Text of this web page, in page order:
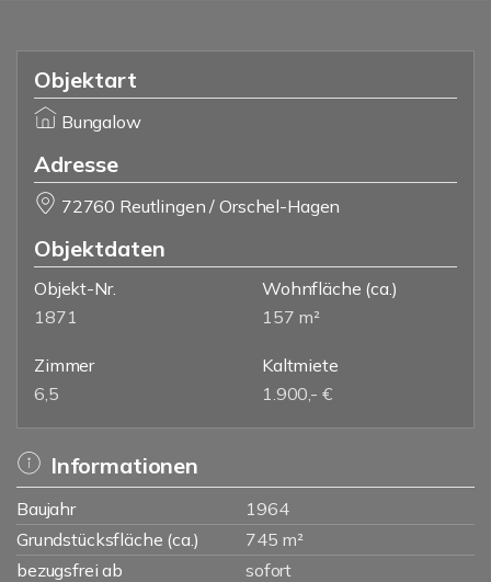
Objektart
Bungalow
Adresse
72760 Reutlingen / Orschel-Hagen
Objektdaten
Objekt-Nr.
1871
Wohnfläche (ca.)
157 m²
Zimmer
6,5
Kaltmiete
1.900,- €
Informationen
Baujahr
1964
Grundstücksfläche (ca.)
745 m²
bezugsfrei ab
sofort